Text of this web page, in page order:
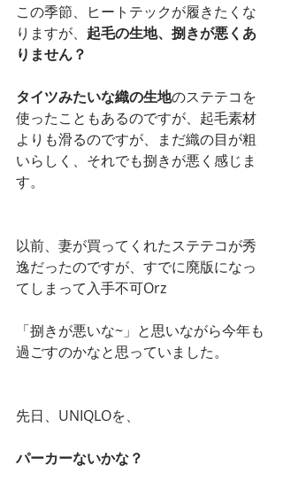
この季節、ヒートテックが履きたくな
りますが、 起毛の生地、捌きが悪くあ
りません？
タイツみたいな織の生地のステテコを
使ったこともあるのですが、起毛素材
よりも滑るのですが、まだ織の目が粗
いらしく、それでも捌きが悪く感じま
す。
以前、妻が買ってくれたステテコが秀
逸だったのですが、すでに廃版になっ
てしまって入手不可Orz
「捌きが悪いな~」と思いながら今年も
過ごすのかなと思っていました。
先日、UNIQLOを、
パーカーないかな？